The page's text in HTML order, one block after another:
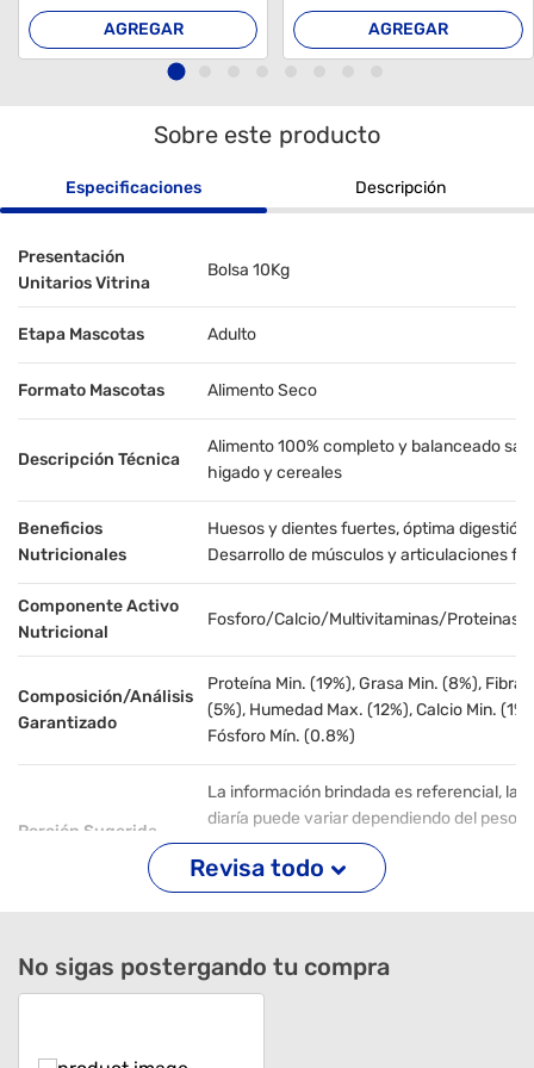
AGREGAR AGREGAR
Sobre este producto
Especificaciones Descripción
Presentación
Unitarios Vitrina
Bolsa 10Kg
Etapa Mascotas Adulto
Formato Mascotas Alimento Seco
Descripción Técnica
Alimento 100% completo y balanceado
higado y cereales
Beneficios
Nutricionales
Huesos y dientes fuertes, óptima digestión
Desarrollo de músculos y articulaciones
Componente Activo
Nutricional
Fosforo/Calcio/Multivitaminas/Proteinas/
Composición/Análisis
Garantizado
Proteína Min. (19%), Grasa Min. (8%), Fibra
(5%), Humedad Max. (12%), Calcio Min.
Fósforo Mín. (0.8%)
Porción Sugerida
La información brindada es referencial, la
diaría puede variar dependiendo del peso y
condición de su mascota, Si tiene dudas,
con su médico veterinario.
Tamaño De La Raza Todas las razas
Almacenamiento
Revisa todo
No sigas postergando tu compra